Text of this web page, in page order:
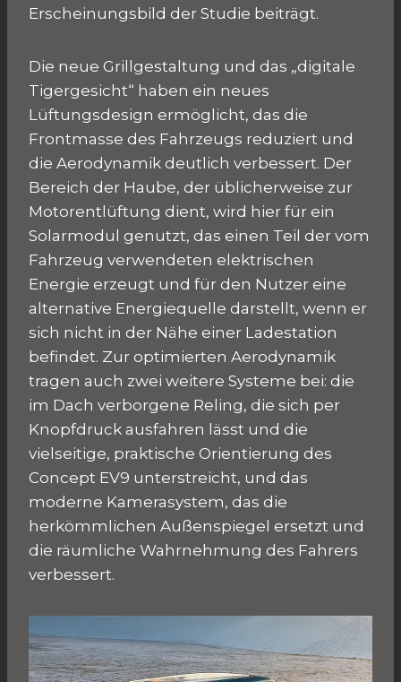
Erscheinungsbild der Studie beiträgt.
Die neue Grillgestaltung und das „digitale
Tigergesicht“ haben ein neues
Lüftungsdesign ermöglicht, das die
Frontmasse des Fahrzeugs reduziert und
die Aerodynamik deutlich verbessert. Der
Bereich der Haube, der üblicherweise zur
Motorentlüftung dient, wird hier für ein
Solarmodul genutzt, das einen Teil der vom
Fahrzeug verwendeten elektrischen
Energie erzeugt und für den Nutzer eine
alternative Energiequelle darstellt, wenn er
sich nicht in der Nähe einer Ladestation
befindet. Zur optimierten Aerodynamik
tragen auch zwei weitere Systeme bei: die
im Dach verborgene Reling, die sich per
Knopfdruck ausfahren lässt und die
vielseitige, praktische Orientierung des
Concept EV9 unterstreicht, und das
moderne Kamerasystem, das die
herkömmlichen Außenspiegel ersetzt und
die räumliche Wahrnehmung des Fahrers
verbessert.